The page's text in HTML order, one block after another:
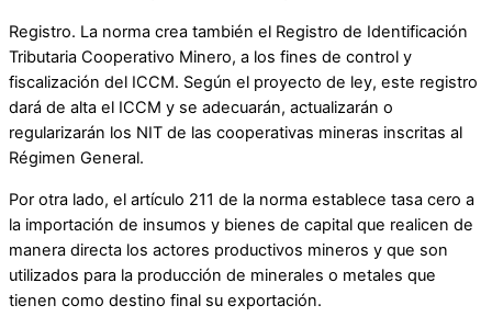
Registro. La norma crea también el Registro de Identificación
Tributaria Cooperativo Minero, a los fines de control y
fiscalización del ICCM. Según el proyecto de ley, este registro
dará de alta el ICCM y se adecuarán, actualizarán o
regularizarán los NIT de las cooperativas mineras inscritas al
Régimen General.
Por otra lado, el artículo 211 de la norma establece tasa cero a
la importación de insumos y bienes de capital que realicen de
manera directa los actores productivos mineros y que son
utilizados para la producción de minerales o metales que
tienen como destino final su exportación.